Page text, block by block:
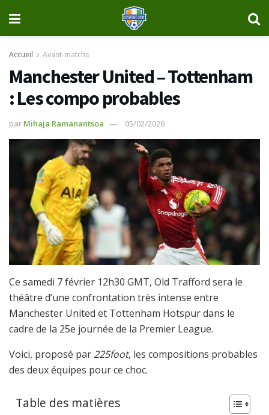
Accueil Avant-matchs
Manchester United – Tottenham
: Les compo probables
par Mihaja Ramanantsoa 05/02/2026
Ce samedi 7 février 12h30 GMT, Old Trafford sera le
théâtre d’une confrontation très intense entre
Manchester United et Tottenham Hotspur dans le
cadre de la 25e journée de la Premier League.
Voici, proposé par 225foot, les compositions probables
des deux équipes pour ce choc.
Table des matières